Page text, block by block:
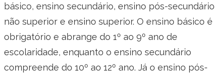
básico, ensino secundário, ensino pós-secundário
não superior e ensino superior. O ensino básico é
obrigatório e abrange do 1º ao 9º ano de
escolaridade, enquanto o ensino secundário
compreende do 10º ao 12º ano. Já o ensino pós-